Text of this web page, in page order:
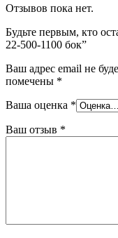
Отзывов пока нет.
Будьте первым, кто
22-500-1100 бок”
Ваш адрес email не
помечены *
Ваша оценка *
Ваш отзыв *